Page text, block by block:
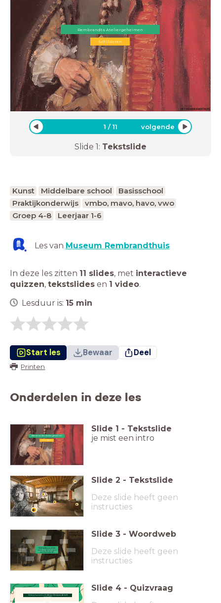
Rembrandts Ateliergeheimen
Schilderen
1 /11 volgende
Slide 1: Tekstslide
Kunst Middelbare school
Basisschool
Praktijkonderwijs
vmbo, mavo, havo, vwo
Groep 4-8
Leerjaar 1-6
Les van Museum Rembrandthuis
In deze les zitten 11 slides, met interactieve
quizzen, tekstslides en 1 video.
Lesduur is: 15 min
Start les Bewaar Deel
Printen
Onderdelen in deze les
Rembrandts Ateliergeheimen
Schilderen
Slide 1 - Tekstslide
je mist een intro
Slide 2 - Tekstslide
Deze slide heeft geen
instructies
Wat herken je uit het
atelier in dit schilderij
van Rembrandt?
Wat herken je uit het atelier
in dit schilderij van Rembrandt?
Slide 3 - Woordweb
Deze slide heeft geen
instructies
Weet jij hoeveel schilderijen Rembrandt heeft
gemaakt?
Slide 4 - Quizvraag